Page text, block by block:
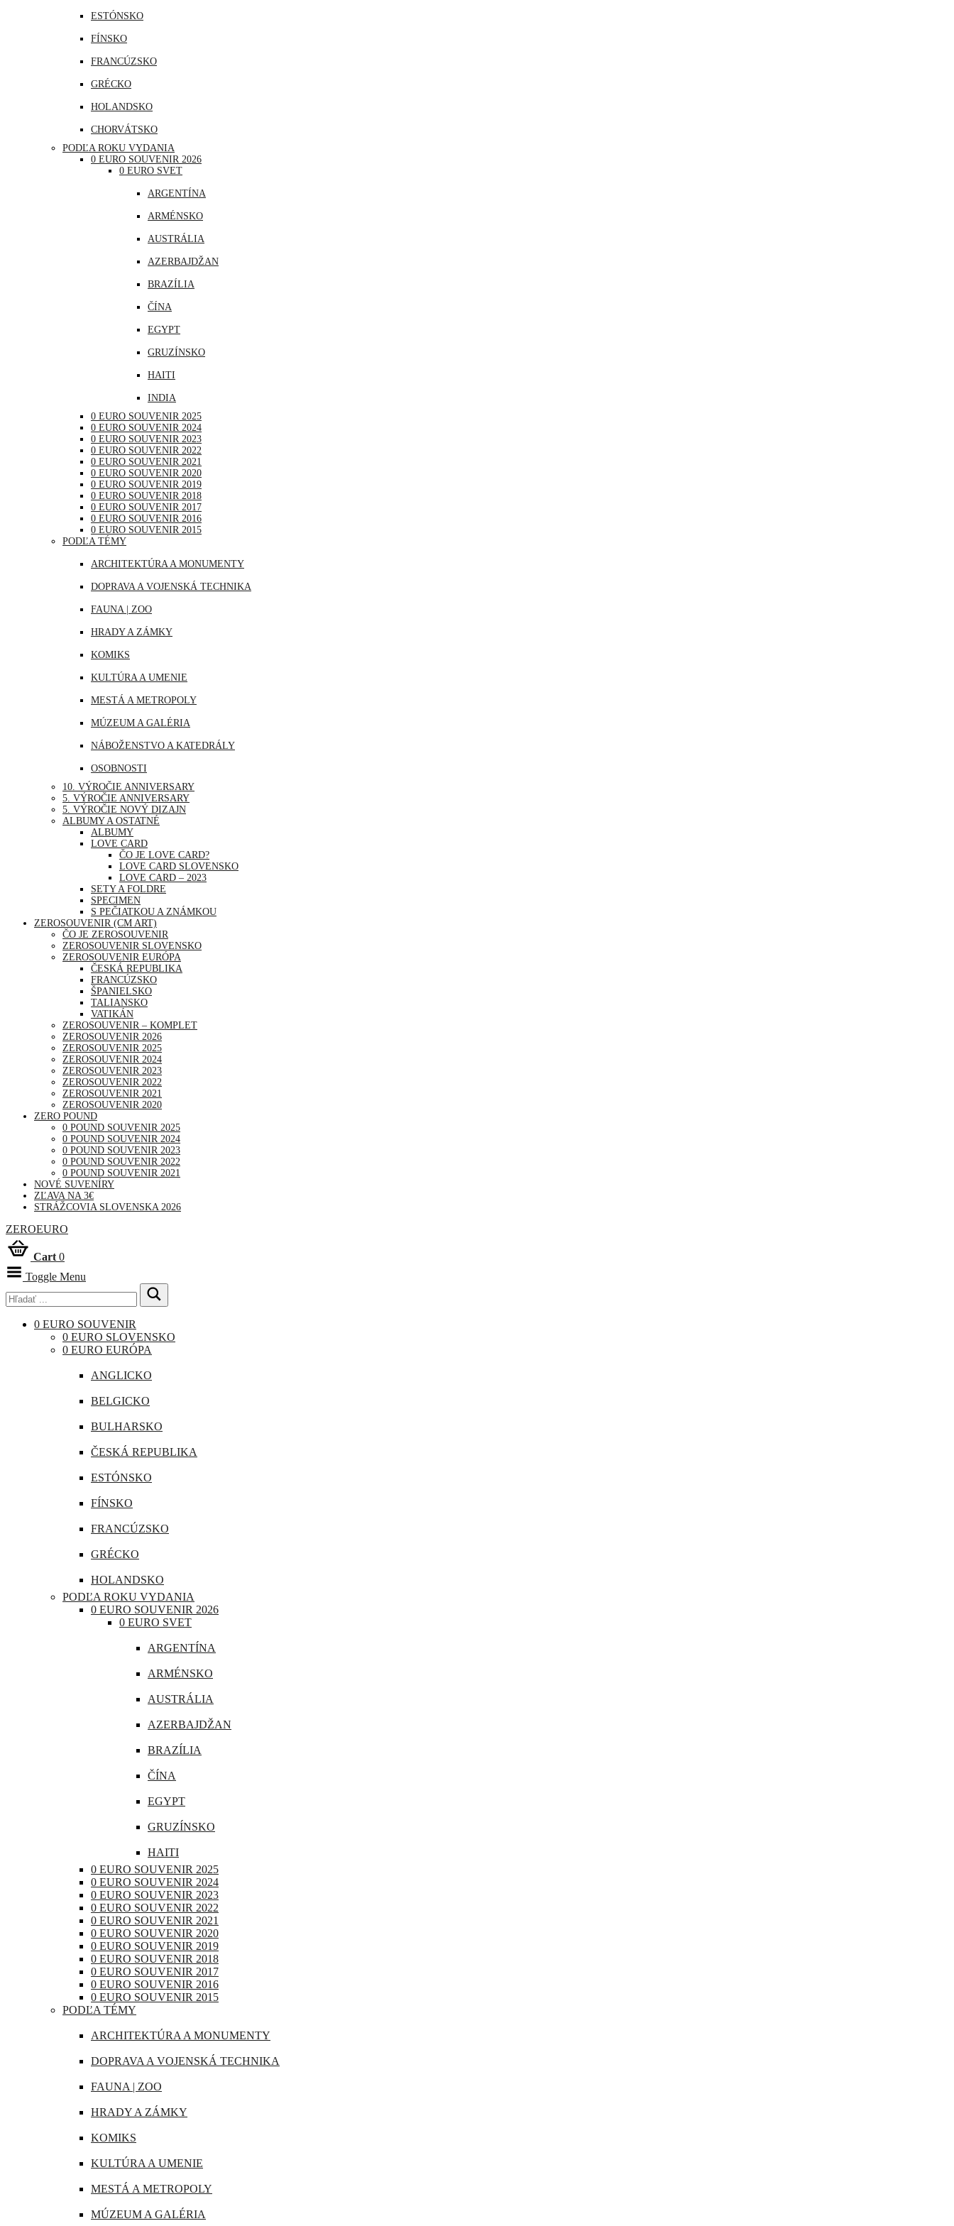
ESTÓNSKO
FÍNSKO
FRANCÚZSKO
GRÉCKO
HOLANDSKO
CHORVÁTSKO
ÍRSKO
ISLAND
LOTYŠSKO
LUXEMBURSKO
MAĎARSKO
NEMECKO
PORTUGALSKO
RAKÚSKO
RUMUNSKO
RUSKO
SAN MARÍNO
SLOVINSKO
ŠPANIELSKO
ŠVAJČIARSKO
ŠVÉDSKO
TALIANSKO
VATIKÁN
PODĽA ROKU VYDANIA
0 EURO SOUVENIR 2026
0 EURO SVET
ARGENTÍNA
ARMÉNSKO
AUSTRÁLIA
AZERBAJDŽAN
BRAZÍLIA
ČÍNA
EGYPT
GRUZÍNSKO
HAITI
INDIA
INDONÉZIA
IRAK
JAPONSKO
KANADA
KATAR
KUBA
LIBANON
SAUDSKÁ ARÁBIA
THAJSKO
TURECKO
0 EURO SOUVENIR 2025
0 EURO SOUVENIR 2024
0 EURO SOUVENIR 2023
0 EURO SOUVENIR 2022
0 EURO SOUVENIR 2021
0 EURO SOUVENIR 2020
0 EURO SOUVENIR 2019
0 EURO SOUVENIR 2018
0 EURO SOUVENIR 2017
0 EURO SOUVENIR 2016
0 EURO SOUVENIR 2015
PODĽA TÉMY
ARCHITEKTÚRA A MONUMENTY
DOPRAVA A VOJENSKÁ TECHNIKA
FAUNA | ZOO
HRADY A ZÁMKY
KOMIKS
KULTÚRA A UMENIE
MESTÁ A METROPOLY
MÚZEUM A GALÉRIA
NÁBOŽENSTVO A KATEDRÁLY
OSOBNOSTI
PRÍRODA
ŠPORT
UDALOSTI A VÝROČIA
VOĽNÝ ČAS | ZÁBAVA A RELAX
10. VÝROČIE ANNIVERSARY
5. VÝROČIE ANNIVERSARY
5. VÝROČIE NOVÝ DIZAJN
ALBUMY A OSTATNÉ
ALBUMY
LOVE CARD
ČO JE LOVE CARD?
LOVE CARD SLOVENSKO
LOVE CARD – 2023
SETY A FOLDRE
SPECIMEN
S PEČIATKOU A ZNÁMKOU
ZEROSOUVENIR (CM ART)
ČO JE ZEROSOUVENIR
ZEROSOUVENIR SLOVENSKO
ZEROSOUVENIR EURÓPA
ČESKÁ REPUBLIKA
FRANCÚZSKO
ŠPANIELSKO
TALIANSKO
VATIKÁN
ZEROSOUVENIR – KOMPLET
ZEROSOUVENIR 2026
ZEROSOUVENIR 2025
ZEROSOUVENIR 2024
ZEROSOUVENIR 2023
ZEROSOUVENIR 2022
ZEROSOUVENIR 2021
ZEROSOUVENIR 2020
ZERO POUND
0 POUND SOUVENIR 2025
0 POUND SOUVENIR 2024
0 POUND SOUVENIR 2023
0 POUND SOUVENIR 2022
0 POUND SOUVENIR 2021
NOVÉ SUVENÍRY
ZĽAVA NA 3€
STRÁŽCOVIA SLOVENSKA 2026
ZEROEURO
Cart 0
Toggle Menu
0 EURO SOUVENIR
0 EURO SLOVENSKO
0 EURO EURÓPA
ANGLICKO
BELGICKO
BULHARSKO
ČESKÁ REPUBLIKA
ESTÓNSKO
FÍNSKO
FRANCÚZSKO
GRÉCKO
HOLANDSKO
CHORVÁTSKO
ÍRSKO
LOTYŠSKO
LUXEMBURSKO
MAĎARSKO
NEMECKO
PORTUGALSKO
RAKÚSKO
RUMUNSKO
RUSKO
SAN MARÍNO
SLOVINSKO
ŠPANIELSKO
ŠVAJČIARSKO
ŠVÉDSKO
TALIANSKO
VATIKÁN
PODĽA ROKU VYDANIA
0 EURO SOUVENIR 2026
0 EURO SVET
ARGENTÍNA
ARMÉNSKO
AUSTRÁLIA
AZERBAJDŽAN
BRAZÍLIA
ČÍNA
EGYPT
GRUZÍNSKO
HAITI
INDIA
INDONÉZIA
IRAK
JAPONSKO
KANADA
KATAR
KUBA
LIBANON
MAROKO
MAURÍCIUS
MJANMARSKO
OMÁN
PERU
0 EURO SOUVENIR 2025
0 EURO SOUVENIR 2024
0 EURO SOUVENIR 2023
0 EURO SOUVENIR 2022
0 EURO SOUVENIR 2021
0 EURO SOUVENIR 2020
0 EURO SOUVENIR 2019
0 EURO SOUVENIR 2018
0 EURO SOUVENIR 2017
0 EURO SOUVENIR 2016
0 EURO SOUVENIR 2015
PODĽA TÉMY
ARCHITEKTÚRA A MONUMENTY
DOPRAVA A VOJENSKÁ TECHNIKA
FAUNA | ZOO
HRADY A ZÁMKY
KOMIKS
KULTÚRA A UMENIE
MESTÁ A METROPOLY
MÚZEUM A GALÉRIA